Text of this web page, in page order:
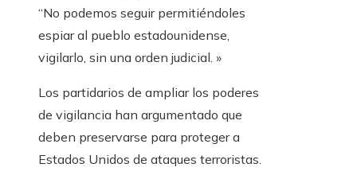
“No podemos seguir permitiéndoles
espiar al pueblo estadounidense,
vigilarlo, sin una orden judicial. »
Los partidarios de ampliar los poderes
de vigilancia han argumentado que
deben preservarse para proteger a
Estados Unidos de ataques terroristas.